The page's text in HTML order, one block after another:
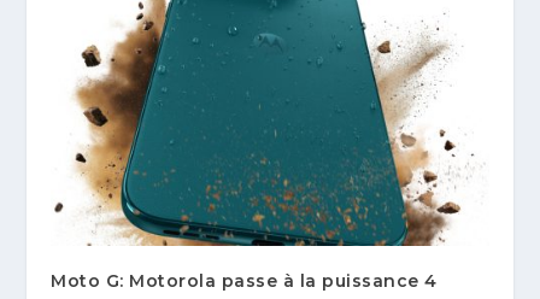
Moto G: Motorola passe à la puissance 4